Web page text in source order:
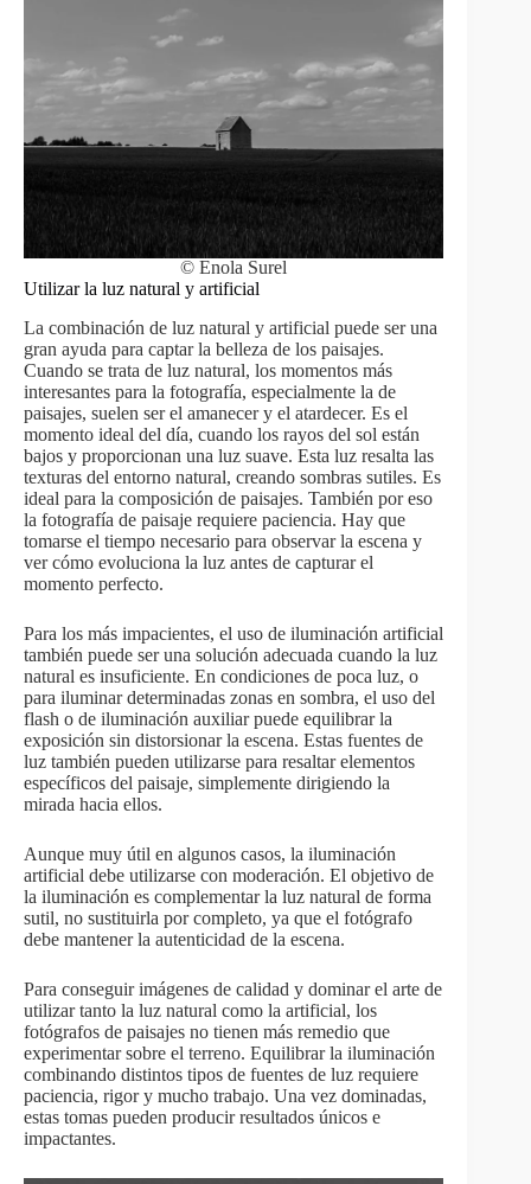
© Enola Surel
Utilizar la luz natural y artificial
La combinación de luz natural y artificial puede ser una
gran ayuda para captar la belleza de los paisajes.
Cuando se trata de luz natural, los momentos más
interesantes para la fotografía, especialmente la de
paisajes, suelen ser el amanecer y el atardecer. Es el
momento ideal del día, cuando los rayos del sol están
bajos y proporcionan una luz suave. Esta luz resalta las
texturas del entorno natural, creando sombras sutiles. Es
ideal para la composición de paisajes. También por eso
la fotografía de paisaje requiere paciencia. Hay que
tomarse el tiempo necesario para observar la escena y
ver cómo evoluciona la luz antes de capturar el
momento perfecto.
Para los más impacientes, el uso de iluminación artificial
también puede ser una solución adecuada cuando la luz
natural es insuficiente. En condiciones de poca luz, o
para iluminar determinadas zonas en sombra, el uso del
flash o de iluminación auxiliar puede equilibrar la
exposición sin distorsionar la escena. Estas fuentes de
luz también pueden utilizarse para resaltar elementos
específicos del paisaje, simplemente dirigiendo la
mirada hacia ellos.
Aunque muy útil en algunos casos, la iluminación
artificial debe utilizarse con moderación. El objetivo de
la iluminación es complementar la luz natural de forma
sutil, no sustituirla por completo, ya que el fotógrafo
debe mantener la autenticidad de la escena.
Para conseguir imágenes de calidad y dominar el arte de
utilizar tanto la luz natural como la artificial, los
fotógrafos de paisajes no tienen más remedio que
experimentar sobre el terreno. Equilibrar la iluminación
combinando distintos tipos de fuentes de luz requiere
paciencia, rigor y mucho trabajo. Una vez dominadas,
estas tomas pueden producir resultados únicos e
impactantes.